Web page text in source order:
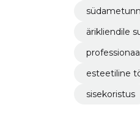
ärikliendile
esteetiline
sisekoristus